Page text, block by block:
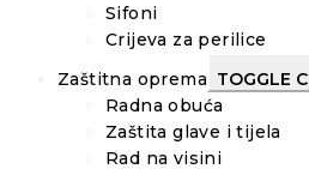
Sifoni
Crijeva za perilice
Zaštitna oprema TOGGLE
Radna obuća
Zaštita glave i tijela
Rad na visini